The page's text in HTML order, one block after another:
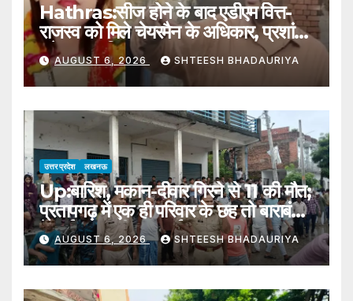
Hathras:सीज होने के बाद एडीएम वित्त-
राजस्व को मिले चेयरमैन के अधिकार, प्रशांत
बने नगर पालिका हाथरस प्रशासक – Adm
Finance-revenue Gets The
Powers Of Hathras Municipal
Chairman
AUGUST 6, 2026 SHTEESH BHADAURIYA
उत्तर प्रदेश लखनऊ
Up:बारिश, मकान-दीवार गिरने से 11 की मौत;
प्रतापगढ़ में एक ही परिवार के छह तो बाराबंकी
में भाई-बहन की जान गई – 11 Killed In
House And Wall Collapses
Amid Rains In Up
AUGUST 6, 2026 SHTEESH BHADAURIYA